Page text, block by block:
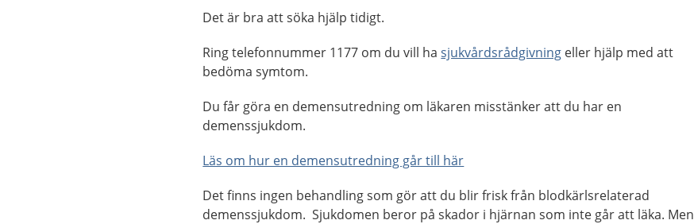
Det är bra att söka hjälp tidigt.
Ring telefonnummer 1177 om du vill hasjukvårdsrådgivning eller hjälp med att
bedöma symtom.
Du får göra en demensutredning om läkaren misstänker att du har en
demenssjukdom.
Läs om hur en demensutredning går till här
Det finns ingen behandling som gör att du blir frisk från blodkärlsrelaterad
demenssjukdom. Sjukdomen beror på skador i hjärnan som inte går att läka. Men